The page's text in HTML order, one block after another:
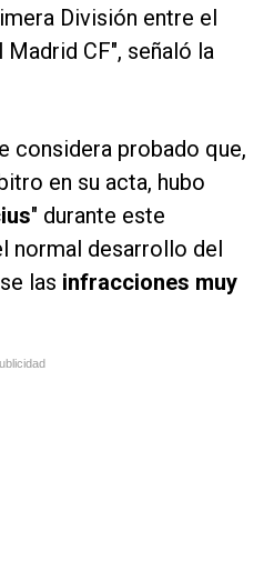
División entre el
CF", señaló la
considera probado que,
en su acta, hubo
" durante este
normal desarrollo del
las infracciones muy